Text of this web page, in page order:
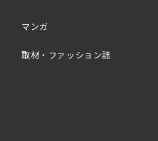
マンガ
取材・ファッション誌